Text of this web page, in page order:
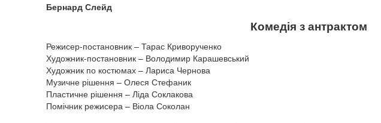
Бернард Слейд
Комедія з антрактом
Режисер-постановник – Тарас Криворученко
Художник-постановник – Володимир Карашевський
Художник по костюмах – Лариса Чернова
Музичне рішення – Олеся Стефаник
Пластичне рішення – Ліда Соклакова
Помічник режисера – Віола Соколан